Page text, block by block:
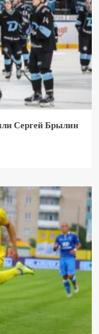
Сергей Брылин